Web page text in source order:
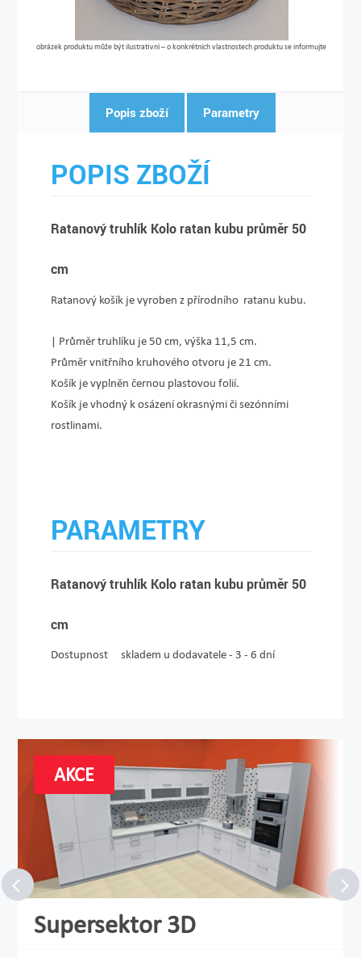
obrázek produktu může být ilustrativní – o konkrétních vlastnostech produktu se informujte
Popis zboží Parametry
POPIS ZBOŽÍ
Ratanový truhlík Kolo ratan kubu průměr 50
cm
Ratanový košík je vyroben z přírodního ratanu kubu.
| Průměr truhlíku je 50 cm, výška 11,5 cm.
Průměr vnitřního kruhového otvoru je 21 cm.
Košík je vyplněn černou plastovou folií.
Košík je vhodný k osázení okrasnými či sezónními
rostlinami.
PARAMETRY
Ratanový truhlík Kolo ratan kubu průměr 50
cm
Dostupnost skladem u dodavatele - 3 - 6 dní
AKCE
Supersektor 3D